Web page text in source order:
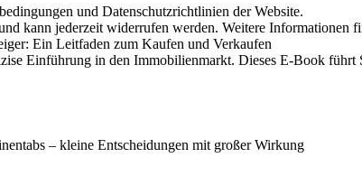
und Datenschutzrichtlinien der Website.
kann jederzeit widerrufen werden. Weitere Informationen
Ein Leitfaden zum Kaufen und Verkaufen
Einführung in den Immobilienmarkt. Dieses E-Book
– kleine Entscheidungen mit großer Wirkung